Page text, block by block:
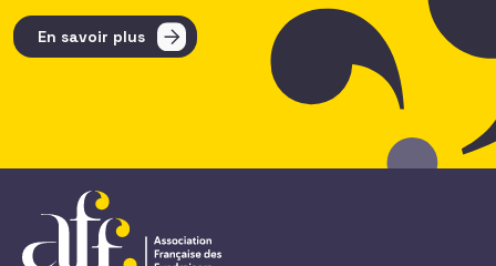
En savoir plus